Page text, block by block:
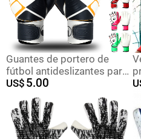
Guantes de portero de
fútbol antideslizantes para
niños, de látex resistente al
desgaste, transpirables y
con protección de dedos
US$ 5.00